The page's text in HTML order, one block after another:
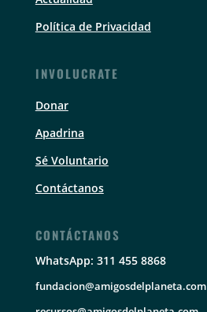
Política de Privacidad
INVOLUCRATE
Donar
Apadrina
Sé Voluntario
Contáctanos
CONTÁCTANOS
WhatsApp: 311 455 8868
fundacion@amigosdelplaneta.com